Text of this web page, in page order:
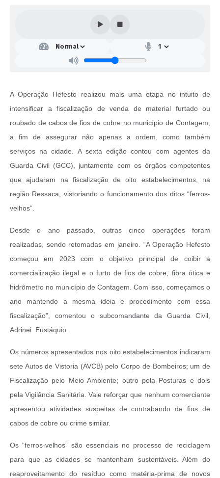
A Operação Hefesto realizou mais uma etapa no intuito de
intensificar a fiscalização de venda de material furtado ou
roubado de cabos de fios de cobre no município de Contagem,
a fim de assegurar não apenas a ordem, como também
serviços na cidade. A sexta edição contou com agentes da
Guarda Civil (GCC), juntamente com os órgãos competentes
que ajudaram na fiscalização de oito estabelecimentos, na
região Ressaca, vistoriando o funcionamento dos ditos “ferros-
velhos”.
Desde o ano passado, outras cinco operações foram
realizadas, sendo retomadas em janeiro. “A Operação Hefesto
começou em 2023 com o objetivo principal de coibir a
comercialização ilegal e o furto de fios de cobre, fibra ótica e
hidrômetro no município de Contagem. Com isso, começamos o
ano mantendo a mesma ideia e procedimento com essa
fiscalização”, comentou o subcomandante da Guarda Civil,
Adrinei Eustáquio.
Os números apresentados nos oito estabelecimentos indicaram
sete Autos de Vistoria (AVCB) pelo Corpo de Bombeiros; um de
Fiscalização pelo Meio Ambiente; outro pela Posturas e dois
pela Vigilância Sanitária. Vale reforçar que nenhum comerciante
apresentou atividades suspeitas de contrabando de fios de
cabos de cobre ou crime similar.
Os “ferros-velhos” são essenciais no processo de reciclagem
para que as cidades se mantenham sustentáveis. Além do
reaproveitamento do resíduo como matéria-prima de novos